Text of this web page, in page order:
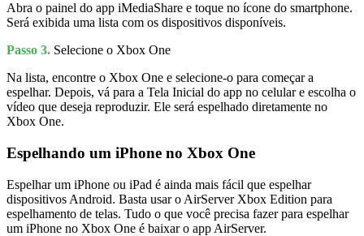
Abra o painel do app iMediaShare e toque no ícone do smartphone.
Será exibida uma lista com os dispositivos disponíveis.
Passo 3. Selecione o Xbox One
Na lista, encontre o Xbox One e selecione-o para começar a
espelhar. Depois, vá para a Tela Inicial do app no celular e escolha o
vídeo que deseja reproduzir. Ele será espelhado diretamente no
Xbox One.
Espelhando um iPhone no Xbox One
Espelhar um iPhone ou iPad é ainda mais fácil que espelhar
dispositivos Android. Basta usar o AirServer Xbox Edition para
espelhamento de telas. Tudo o que você precisa fazer para espelhar
um iPhone no Xbox One é baixar o app AirServer.